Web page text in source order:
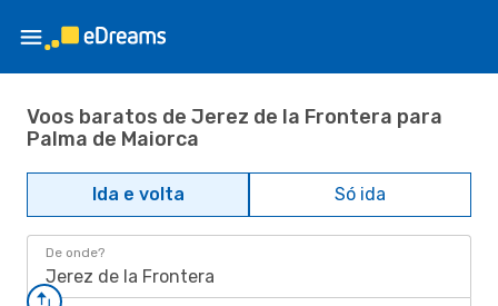
Voos baratos de Jerez de la Frontera para
Palma de Maiorca
Ida e volta Só ida
De onde?
Jerez de la Frontera